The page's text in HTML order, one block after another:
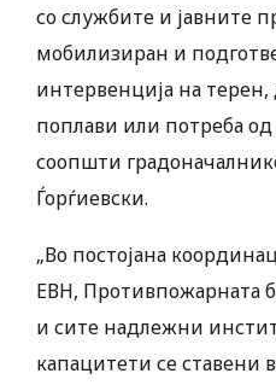
со службите и јавните
мобилизиран и
интервенција на
поплави или потреба од
соопшти
Ѓорѓиевски.
„Во постојана
ЕВН, Противпожарната
и сите надлежни
капацитети се ставени